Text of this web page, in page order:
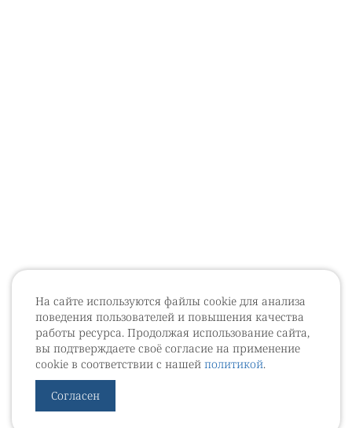
На сайте используются файлы cookie для анализа
поведения пользователей и повышения качества
работы ресурса. Продолжая использование сайта,
вы подтверждаете своё согласие на применение
cookie в соответствии с нашей политикой.
Согласен